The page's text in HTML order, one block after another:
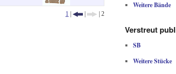
1 | | | 2
Weitere Bände
Verstreut
SB
Weitere Stücke